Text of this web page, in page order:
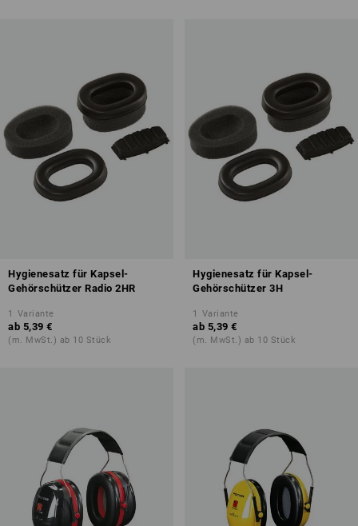
Hygienesatz für Kapsel-
Gehörschützer Radio 2HR
1 Variante
ab 5,39 €
(m. MwSt.) ab 10 Stück
Hygienesatz für Kapsel-
Gehörschützer 3H
1 Variante
ab 5,39 €
(m. MwSt.) ab 10 Stück